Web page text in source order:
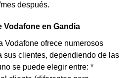
después.
Vodafone en Gandia
Vodafone ofrece numerosos
sus clientes, dependiendo de las
se puede elegir entre: *